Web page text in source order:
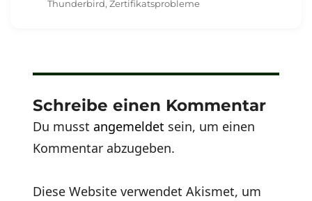
Thunderbird,Zertifikatsprobleme
Schreibe einen Kommentar
Du musstangemeldet sein, um einen
Kommentar abzugeben.
Diese Website verwendet Akismet, um